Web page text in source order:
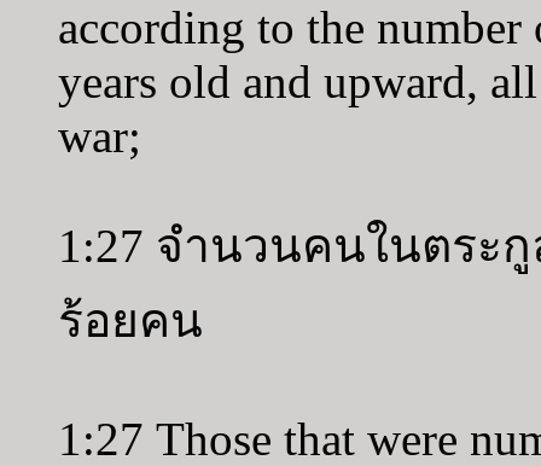
according to the
years old and upward,
war;
1:27 จำนวนคนในตระ
ร้อยคน
1:27 Those that were